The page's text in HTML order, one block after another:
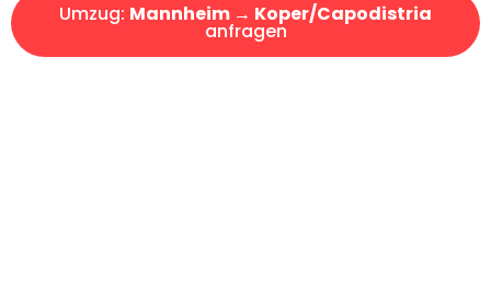
Umzug: Mannheim → Koper/Capodistria
anfragen